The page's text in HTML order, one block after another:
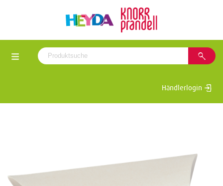
Händlerlogin